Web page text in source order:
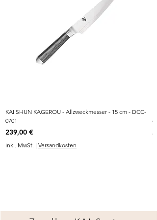
KAI SHUN KAGEROU - Allzweckmesser - 15 cm - DCC-
0701
Preis
239,00 €
inkl. MwSt. | Versandkosten